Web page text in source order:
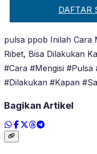
DAFTAR
pulsa ppob Inilah Cara
Ribet, Bisa Dilakukan
#Cara #Mengisi #Pulsa
#Dilakukan #Kapan
Bagikan Artikel